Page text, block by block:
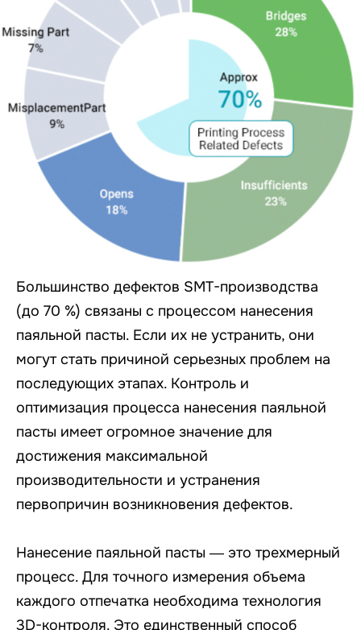
Большинство дефектов SMT-производства
(до 70 %) связаны с процессом нанесения
паяльной пасты. Если их не устранить, они
могут стать причиной серьезных проблем на
последующих этапах. Контроль и
оптимизация процесса нанесения паяльной
пасты имеет огромное значение для
достижения максимальной
производительности и устранения
первопричин возникновения дефектов.
Нанесение паяльной пасты — это трехмерный
процесс. Для точного измерения объема
каждого отпечатка необходима технология
3D-контроля. Это единственный способ